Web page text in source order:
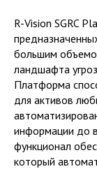
R-Vision SGRC
большим
ландшафта
Платформа
для активов
информации до
функционал
который